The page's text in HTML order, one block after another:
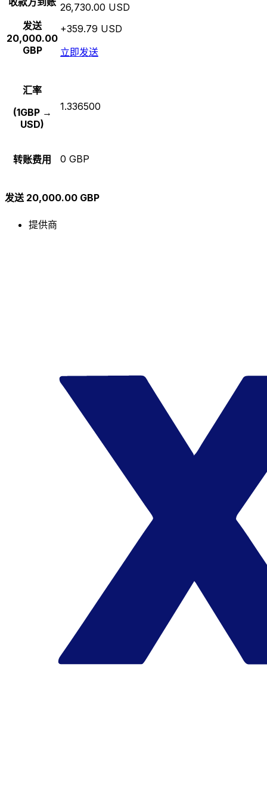
发送
20,000.00
GBP
26,730.00 USD
+359.79 USD
立即发送
汇率
(1GBP →
USD)
1.336500
转账费用 0 GBP
发送 20,000.00 GBP
提供商